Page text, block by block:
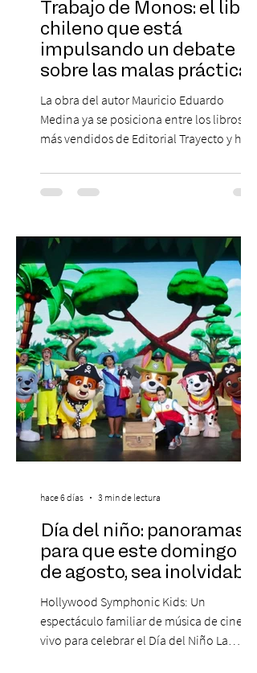
Trabajo de Monos: el libro
chileno que está
impulsando un debate
sobre las malas prácticas
laborales y el futuro del
trabajo
La obra del autor Mauricio Eduardo
Medina ya se posiciona entre los libros
más vendidos de Editorial Trayecto y ha
para mejorar los procesos de selección
laboral en Chile. En un contexto donde el
experiencias laborales forman parte de la
realidad de miles de trabajadores, Trabajo
de Monos – Reflexiones de la Selva
Corporativa, del autor Mauricio Eduardo
Medina, ha trascendido el ámbito editorial
Día del niño: panoramas
para que este domingo 09
de agosto, sea inolvidable
Hollywood Symphonic Kids: Un
espectáculo familiar de música de cine en
vivo para celebrar el Día del Niño La
hace 6 días 3 min de lectura